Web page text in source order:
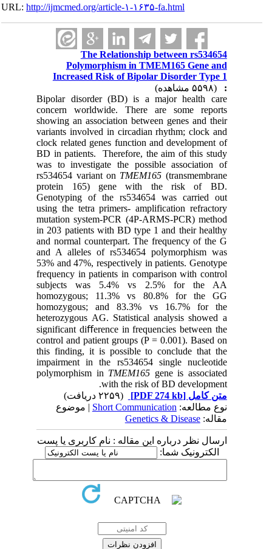
URL:http://ijmcmed.org/article-۱-۱۶۳۵-fa.html
The Relationship between rs534654
Polymorphism in TMEM165 Gene and
Increased Risk of Bipolar Disorder Type 1
Bipolar disorder (BD) is a major health care
concern worldwide. There are some reports
showing an association between genes and their
variants involved in circadian rhythm; clock and
clock related genes function and development of
BD in patients. Therefore, the aim of this study
was to investigate the possible association of
rs534654 variant onTMEM165(transmembrane
protein 165) gene with the risk of BD.
Genotyping of the rs534654 was carried out
using the tetra primers- amplification refractory
mutation system-PCR (4P-ARMS-PCR) method
in 203 patients with BD type 1 and their healthy
and normal counterpart. The frequency of the G
and A alleles of rs534654 polymorphism was
53% and 47%, respectively in patients. Genotype
frequency in patients in comparison with control
subjects was 5.4% vs 2.5% for the AA
homozygous; 11.3% vs 80.8% for the GG
homozygous; and 83.3% vs 16.7% for the
heterozygous AG. Statistical analysis showed a
significant diﬀerence in frequencies between the
control and patient groups (P = 0.001). Based on
this finding, it is possible to conclude that the
impairment in the rs534654 single nucleotide
polymorphism inTMEM165gene is associated
with the risk of BD development.
متن کامل[PDF 274 kb]
نوع مطالعه:Short Communication| موضوع
مقاله:Genetics & Disease
ارسال نظر درباره این مقاله : نام کاربری یا پست
الکترونیک شما: